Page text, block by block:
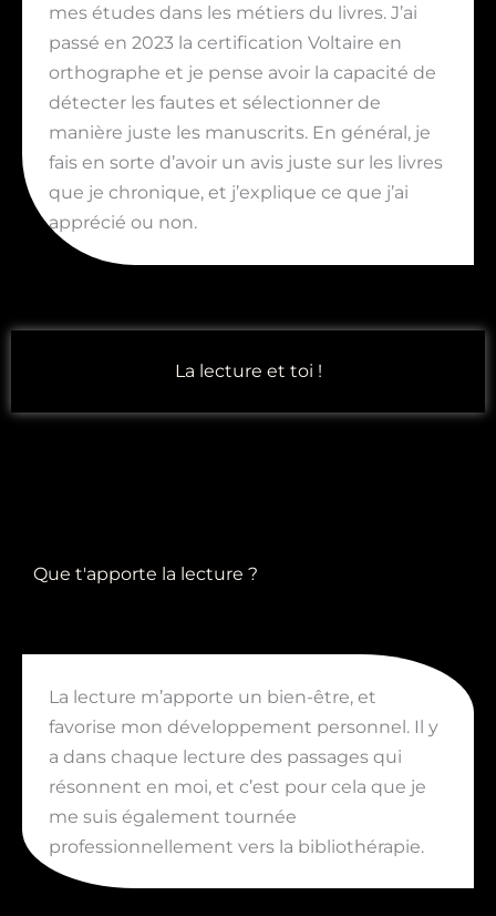
mes études dans les métiers du livres. J’ai
passé en 2023 la certification Voltaire en
orthographe et je pense avoir la capacité de
détecter les fautes et sélectionner de
manière juste les manuscrits. En général, je
fais en sorte d’avoir un avis juste sur les livres
que je chronique, et j’explique ce que j’ai
apprécié ou non.
La lecture et toi !
Que t'apporte la lecture ?
La lecture m’apporte un bien-être, et
favorise mon développement personnel. Il y
a dans chaque lecture des passages qui
résonnent en moi, et c’est pour cela que je
me suis également tournée
professionnellement vers la bibliothérapie.